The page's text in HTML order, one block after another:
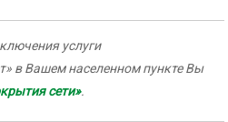
услуги
в Вашем населенном пункте Вы
сети».